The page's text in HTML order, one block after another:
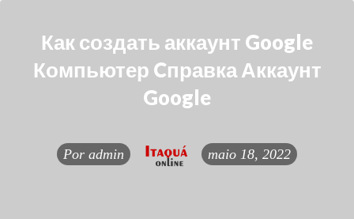
Как создать аккаунт Google
Компьютер Cправка Аккаунт
Google
Por admin maio 18, 2022